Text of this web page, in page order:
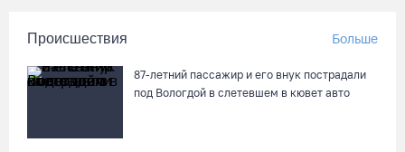
Происшествия Больше
87-летний пассажир и его внук пострадали
под Вологдой в слетевшем в кювет авто